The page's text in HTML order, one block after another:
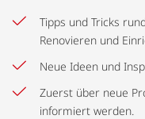
Tipps und Tricks
Renovieren und
Neue Ideen und
Zuerst über neue
informiert werden.